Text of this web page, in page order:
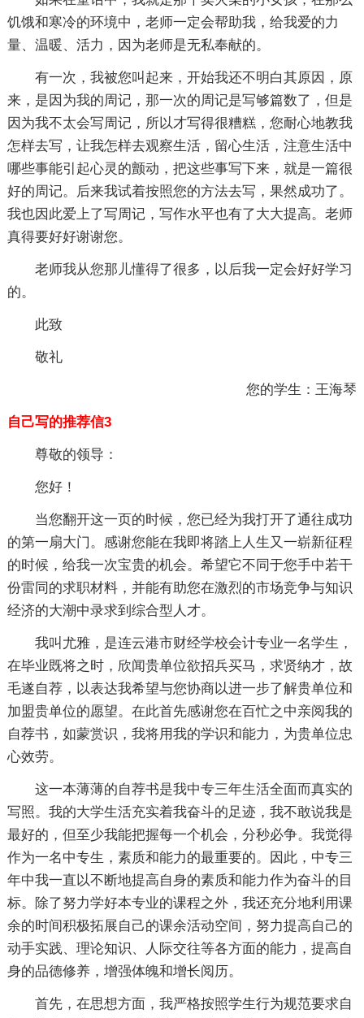
饥饿和寒冷的环境中，老师一定会帮助我，给我爱的力
量、温暖、活力，因为老师是无私奉献的。
有一次，我被您叫起来，开始我还不明白其原因，原
来，是因为我的周记，那一次的周记是写够篇数了，但是
因为我不太会写周记，所以才写得很糟糕，您耐心地教我
怎样去写，让我怎样去观察生活，留心生活，注意生活中
哪些事能引起心灵的颤动，把这些事写下来，就是一篇很
好的周记。后来我试着按照您的方法去写，果然成功了。
我也因此爱上了写周记，写作水平也有了大大提高。老师
真得要好好谢谢您。
老师我从您那儿懂得了很多，以后我一定会好好学习
的。
此致
敬礼
您的学生：王海琴
自己写的推荐信3
尊敬的领导：
您好！
当您翻开这一页的时候，您已经为我打开了通往成功
的第一扇大门。感谢您能在我即将踏上人生又一崭新征程
的时候，给我一次宝贵的机会。希望它不同于您手中若干
份雷同的求职材料，并能有助您在激烈的市场竞争与知识
经济的大潮中录求到综合型人才。
我叫尤雅，是连云港市财经学校会计专业一名学生，
在毕业既将之时，欣闻贵单位欲招兵买马，求贤纳才，故
毛遂自荐，以表达我希望与您协商以进一步了解贵单位和
加盟贵单位的愿望。在此首先感谢您在百忙之中亲阅我的
自荐书，如蒙赏识，我将用我的学识和能力，为贵单位忠
心效劳。
这一本薄薄的自荐书是我中专三年生活全面而真实的
写照。我的大学生活充实着我奋斗的足迹，我不敢说我是
最好的，但至少我能把握每一个机会，分秒必争。我觉得
作为一名中专生，素质和能力的最重要的。因此，中专三
年中我一直以不断地提高自身的素质和能力作为奋斗的目
标。除了努力学好本专业的课程之外，我还充分地利用课
余的时间积极拓展自己的课余活动空间，努力提高自己的
动手实践、理论知识、人际交往等各方面的能力，提高自
身的品德修养，增强体魄和增长阅历。
首先，在思想方面，我严格按照学生行为规范要求自